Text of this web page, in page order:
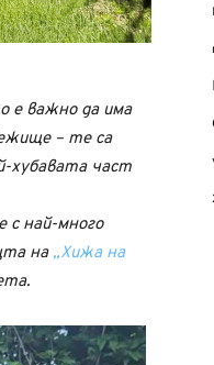
е важно да има
– те са
хубавата част
с най-много
на„Хижа на